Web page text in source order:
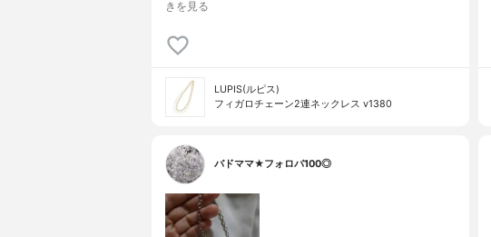
きを見る
LUPIS(ルピス)
フィガロチェーン2連ネックレス v1380
バドママ★フォロバ100◎